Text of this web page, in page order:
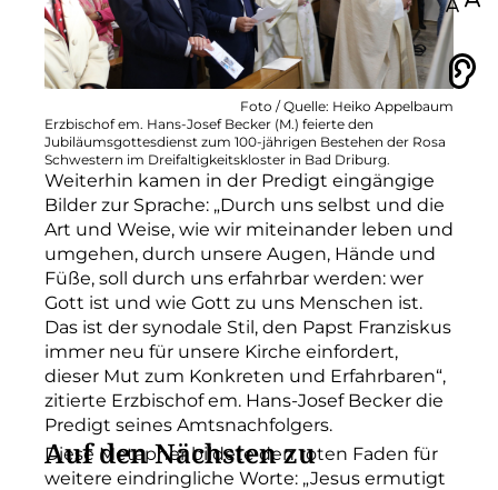
Erzbischof em. Hans-Josef Becker (M.) feierte den
Jubiläumsgottesdienst zum 100-jährigen Bestehen der Rosa
Schwestern im Dreifaltigkeitskloster in Bad Driburg.
Foto / Quelle: Heiko Appelbaum
Weiterhin kamen in der Predigt eingängige
Bilder zur Sprache: „Durch uns selbst und die
Art und Weise, wie wir miteinander leben und
umgehen, durch unsere Augen, Hände und
Füße, soll durch uns erfahrbar werden: wer
Gott ist und wie Gott zu uns Menschen ist.
Das ist der synodale Stil, den Papst Franziskus
immer neu für unsere Kirche einfordert,
dieser Mut zum Konkreten und Erfahrbaren“,
zitierte Erzbischof em. Hans-Josef Becker die
Predigt seines Amtsnachfolgers.
Auf den Nächsten zu
Diese Metapher bildete den roten Faden für
weitere eindringliche Worte: „Jesus ermutigt
Vorlesen